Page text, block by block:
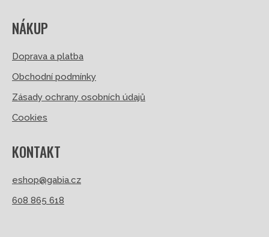
NÁKUP
Doprava a platba
Obchodní podmínky
Zásady ochrany osobních údajů
Cookies
KONTAKT
eshop@gabia.cz
608 865 618